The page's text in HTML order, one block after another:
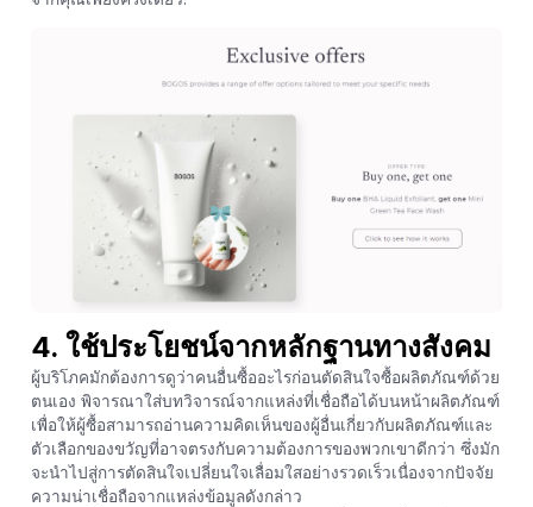
4. ใช้ประโยชน์จากหลักฐานทางสังคม
ผู้บริโภคมักต้องการดูว่าคนอื่นซื้ออะไรก่อนตัดสินใจซื้อผลิตภัณฑ์ด้วย
ตนเอง พิจารณาใส่บทวิจารณ์จากแหล่งที่เชื่อถือได้บนหน้าผลิตภัณฑ์
เพื่อให้ผู้ซื้อสามารถอ่านความคิดเห็นของผู้อื่นเกี่ยวกับผลิตภัณฑ์และ
ตัวเลือกของขวัญที่อาจตรงกับความต้องการของพวกเขาดีกว่า ซึ่งมัก
จะนำไปสู่การตัดสินใจเปลี่ยนใจเลื่อมใสอย่างรวดเร็วเนื่องจากปัจจัย
ความน่าเชื่อถือจากแหล่งข้อมูลดังกล่าว